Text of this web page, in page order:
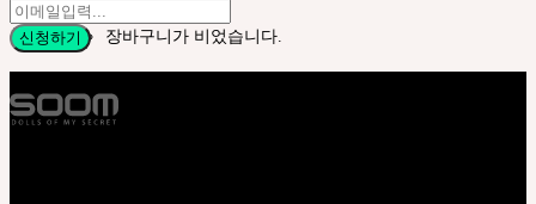
장바구니가 비었습니다.
장바구니가 비었습니다.